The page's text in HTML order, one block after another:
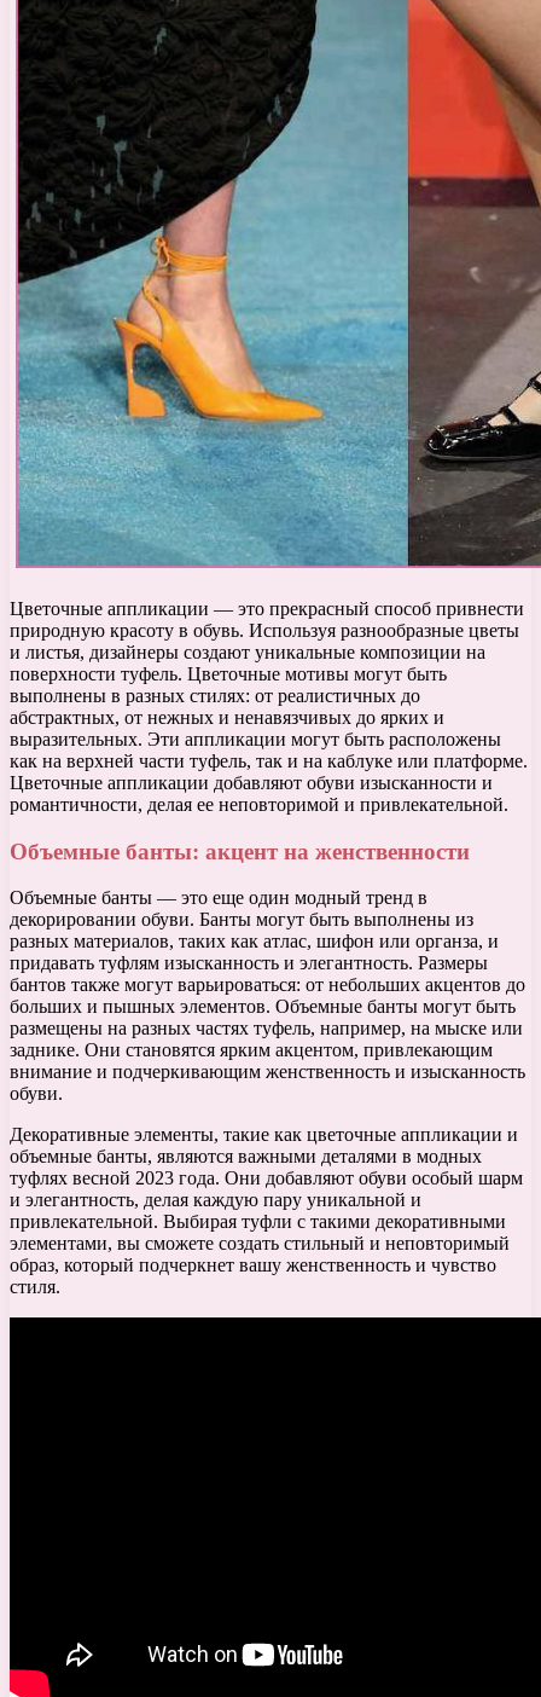
Цветочные аппликации — это прекрасный способ привнести
природную красоту в обувь. Используя разнообразные цветы
и листья, дизайнеры создают уникальные композиции на
поверхности туфель. Цветочные мотивы могут быть
выполнены в разных стилях: от реалистичных до
абстрактных, от нежных и ненавязчивых до ярких и
выразительных. Эти аппликации могут быть расположены
как на верхней части туфель, так и на каблуке или платформе.
Цветочные аппликации добавляют обуви изысканности и
романтичности, делая ее неповторимой и привлекательной.
Объемные банты: акцент на женственности
Объемные банты — это еще один модный тренд в
декорировании обуви. Банты могут быть выполнены из
разных материалов, таких как атлас, шифон или органза, и
придавать туфлям изысканность и элегантность. Размеры
бантов также могут варьироваться: от небольших акцентов до
больших и пышных элементов. Объемные банты могут быть
размещены на разных частях туфель, например, на мыске или
заднике. Они становятся ярким акцентом, привлекающим
внимание и подчеркивающим женственность и изысканность
обуви.
Декоративные элементы, такие как цветочные аппликации и
объемные банты, являются важными деталями в модных
туфлях весной 2023 года. Они добавляют обуви особый шарм
и элегантность, делая каждую пару уникальной и
привлекательной. Выбирая туфли с такими декоративными
элементами, вы сможете создать стильный и неповторимый
образ, который подчеркнет вашу женственность и чувство
стиля.